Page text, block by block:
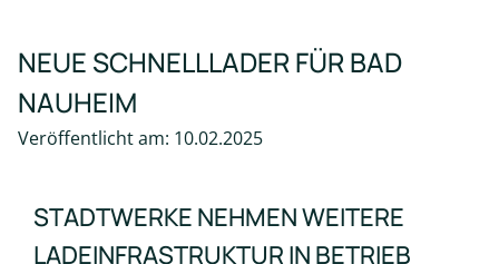
NEUE SCHNELLLADER FÜR BAD
NAUHEIM
Veröffentlicht am: 10.02.2025
STADTWERKE NEHMEN WEITERE
LADEINFRASTRUKTUR IN BETRIEB